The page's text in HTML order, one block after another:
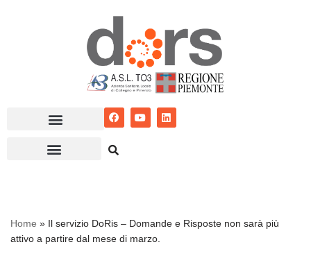
Home » Il servizio DoRis – Domande e Risposte non sarà più
attivo a partire dal mese di marzo.